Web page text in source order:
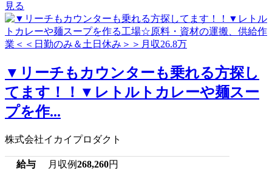
見る
▼リーチもカウンターも乗れる方探し
てます！！▼レトルトカレーや麺スー
プを作...
株式会社イカイプロダクト
給与 月収例268,260円